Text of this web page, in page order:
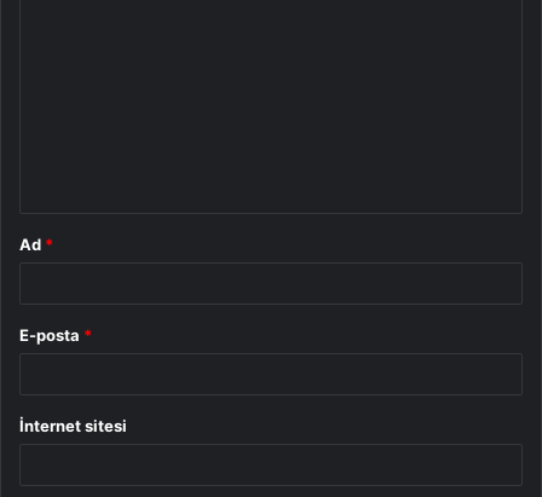
Ad *
E-posta *
İnternet sitesi